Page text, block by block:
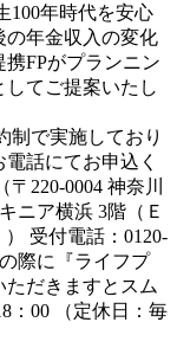
100年時代を安心
の年金収入の変化
FPがプランニン
てご提案いたし
制で実施しており
話にてお申込く
220-0004 神奈川
ニア横浜 3階（Ｅ
受付電話：0120-
際に『ライフプ
だきますとスム
：00 （定休日：毎